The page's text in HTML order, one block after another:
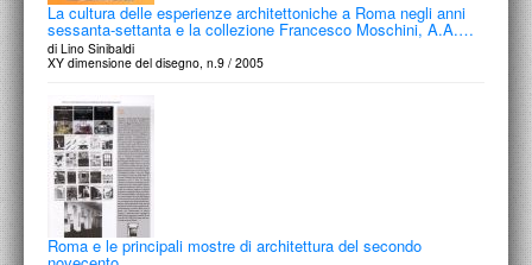
La cultura delle esperienze architettoniche a Roma negli anni
sessanta-settanta e la collezione Francesco Moschini, A.A.…
di Lino Sinibaldi
XY dimensione del disegno, n.9 / 2005
Roma e le principali mostre di architettura del secondo